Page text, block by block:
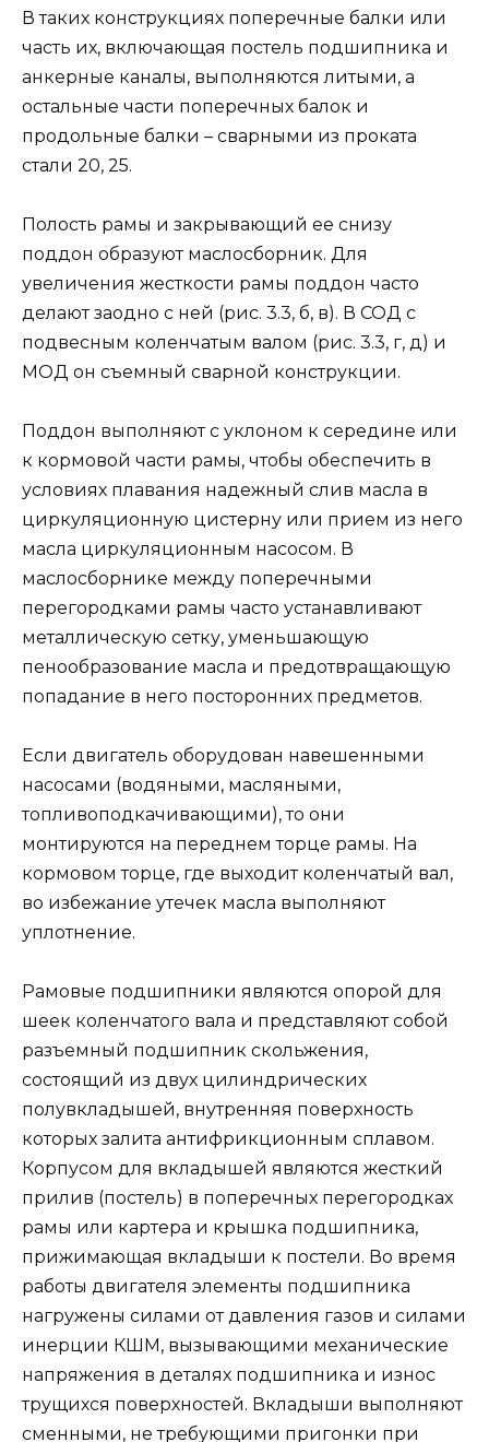
В таких конструкциях поперечные балки или
часть их, включающая постель подшипника и
анкерные каналы, выполняются литыми, а
остальные части поперечных балок и
продольные балки – сварными из проката
стали 20, 25.
Полость рамы и закрывающий ее снизу
поддон образуют маслосборник. Для
увеличения жесткости рамы поддон часто
делают заодно с ней (рис. 3.3, б, в). В СОД с
подвесным коленчатым валом (рис. 3.3, г, д) и
МОД он съемный сварной конструкции.
Поддон выполняют с уклоном к середине или
к кормовой части рамы, чтобы обеспечить в
условиях плавания надежный слив масла в
циркуляционную цистерну или прием из него
масла циркуляционным насосом. В
маслосборнике между поперечными
перегородками рамы часто устанавливают
металлическую сетку, уменьшающую
пенообразование масла и предотвращающую
попадание в него посторонних предметов.
Если двигатель оборудован навешенными
насосами (водяными, масляными,
топливоподкачивающими), то они
монтируются на переднем торце рамы. На
кормовом торце, где выходит коленчатый вал,
во избежание утечек масла выполняют
уплотнение.
Рамовые подшипники являются опорой для
шеек коленчатого вала и представляют собой
разъемный подшипник скольжения,
состоящий из двух цилиндрических
полувкладышей, внутренняя поверхность
которых залита антифрикционным сплавом.
Корпусом для вкладышей являются жесткий
прилив (постель) в поперечных перегородках
рамы или картера и крышка подшипника,
прижимающая вкладыши к постели. Во время
работы двигателя элементы подшипника
нагружены силами от давления газов и силами
инерции КШМ, вызывающими механические
напряжения в деталях подшипника и износ
трущихся поверхностей. Вкладыши выполняют
сменными, не требующими пригонки при